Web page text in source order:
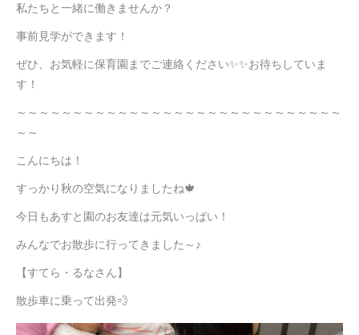
私たちと一緒に働きませんか？
事前見学ができます！
ぜひ、お気軽に保育園までご連絡ください✨✨お待ちしていま
す！
～～～～～～～～～～～～～～～～～～～～～～～～～～～～～
～～
こんにちは！
すっかり秋の空気になりましたね🍁
今日もあすと園のお友達は元気いっぱい！
みんなでお散歩に行ってきました～♪
【すてら・るなさん】
散歩車に乗って出発💨